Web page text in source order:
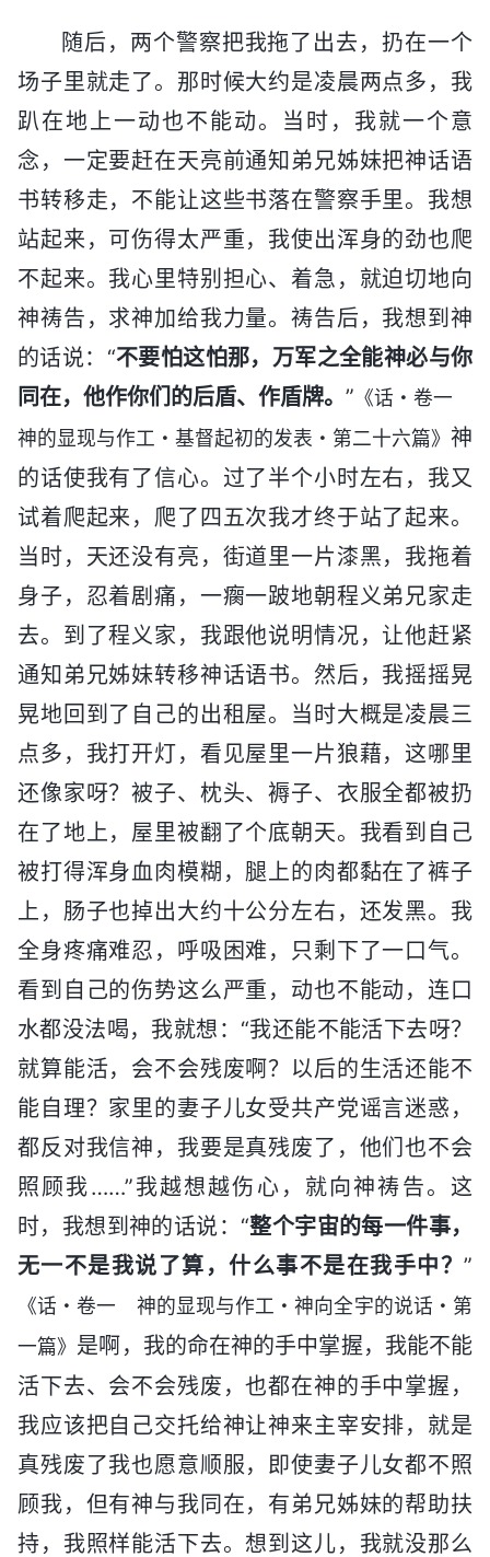
随后，两个警察把我拖了出去，扔在一个
场子里就走了。那时候大约是凌晨两点多，我
趴在地上一动也不能动。当时，我就一个意
念，一定要赶在天亮前通知弟兄姊妹把神话语
书转移走，不能让这些书落在警察手里。我想
站起来，可伤得太严重，我使出浑身的劲也爬
不起来。我心里特别担心、着急，就迫切地向
神祷告，求神加给我力量。祷告后，我想到神
的话说：“不要怕这怕那，万军之全能神必与你
同在，他作你们的后盾、作盾牌。 ” 《话・卷一
神的显现与作工・基督起初的发表・第二十六篇》 神
的话使我有了信心。过了半个小时左右，我又
试着爬起来，爬了四五次我才终于站了起来。
当时，天还没有亮，街道里一片漆黑，我拖着
身子，忍着剧痛，一瘸一跛地朝程义弟兄家走
去。到了程义家，我跟他说明情况，让他赶紧
通知弟兄姊妹转移神话语书。然后，我摇摇晃
晃地回到了自己的出租屋。当时大概是凌晨三
点多，我打开灯，看见屋里一片狼藉，这哪里
还像家呀？被子、枕头、褥子、衣服全都被扔
在了地上，屋里被翻了个底朝天。我看到自己
被打得浑身血肉模糊，腿上的肉都黏在了裤子
上，肠子也掉出大约十公分左右，还发黑。我
全身疼痛难忍，呼吸困难，只剩下了一口气。
看到自己的伤势这么严重，动也不能动，连口
水都没法喝，我就想：“我还能不能活下去呀？
就算能活，会不会残废啊？以后的生活还能不
能自理？家里的妻子儿女受共产党谣言迷惑，
都反对我信神，我要是真残废了，他们也不会
照顾我……”我越想越伤心，就向神祷告。这
时，我想到神的话说：“整个宇宙的每一件事，
无一不是我说了算，什么事不是在我手中？ ”
《话・卷一 神的显现与作工・神向全宇的说话・第
一篇》 是啊，我的命在神的手中掌握，我能不能
活下去、会不会残废，也都在神的手中掌握，
我应该把自己交托给神让神来主宰安排，就是
真残废了我也愿意顺服，即使妻子儿女都不照
顾我，但有神与我同在，有弟兄姊妹的帮助扶
持，我照样能活下去。想到这儿，我就没那么